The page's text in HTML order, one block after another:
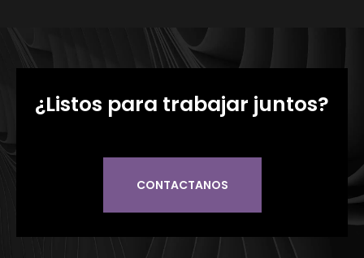
¿Listos para trabajar juntos?
CONTACTANOS